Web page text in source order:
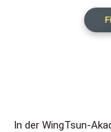
In der WingTsun-